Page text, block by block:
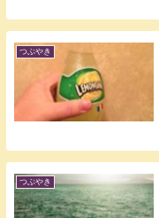
つぶやき
つぶやき